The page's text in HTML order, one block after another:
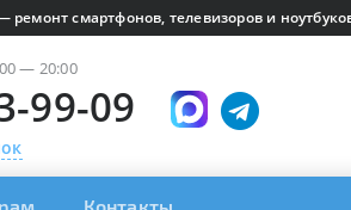
смартфонов, телевизоров и
— 20:00
99-09